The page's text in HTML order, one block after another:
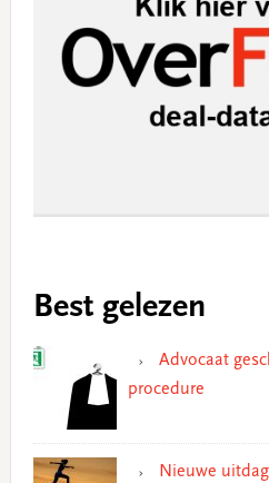
Best gelezen
Advocaat
procedure
Nieuwe